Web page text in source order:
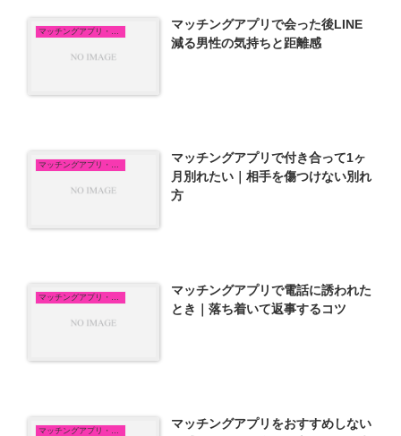
マッチングアプリで会った後LINE
減る男性の気持ちと距離感
マッチングアプリで付き合って1ヶ
月別れたい｜相手を傷つけない別れ
方
マッチングアプリ・恋活
マッチングアプリで電話に誘われた
とき｜落ち着いて返事するコツ
マッチングアプリをおすすめしない